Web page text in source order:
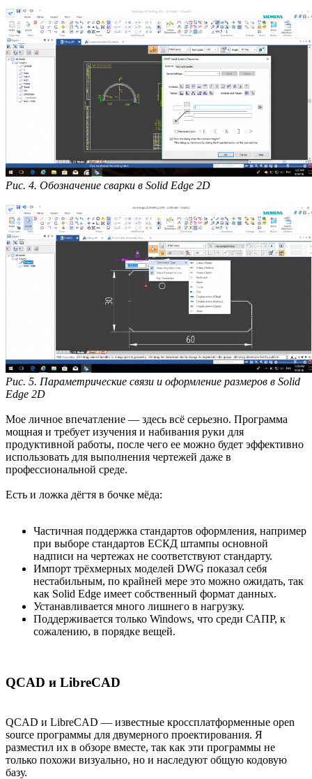
Рис. 4. Обозначение сварки в Solid Edge 2D
Рис. 5. Параметрические связи и оформление размеров в Solid
Edge 2D
Мое личное впечатление — здесь всё серьезно. Программа
мощная и требует изучения и набивания руки для
продуктивной работы, после чего ее можно будет эффективно
использовать для выполнения чертежей даже в
профессиональной среде.
Есть и ложка дёгтя в бочке мёда:
Частичная поддержка стандартов оформления, например
при выборе стандартов ЕСКД штампы основной
надписи на чертежах не соответствуют стандарту.
Импорт трёхмерных моделей DWG показал себя
нестабильным, по крайней мере это можно ожидать, так
как Solid Edge имеет собственный формат данных.
Устанавливается много лишнего в нагрузку.
Поддерживается только Windows, что среди САПР, к
сожалению, в порядке вещей.
QCAD и LibreCAD
QCAD и LibreCAD — известные кроссплатформенные open
source программы для двумерного проектирования. Я
разместил их в обзоре вместе, так как эти программы не
только похожи визуально, но и наследуют общую кодовую
базу.